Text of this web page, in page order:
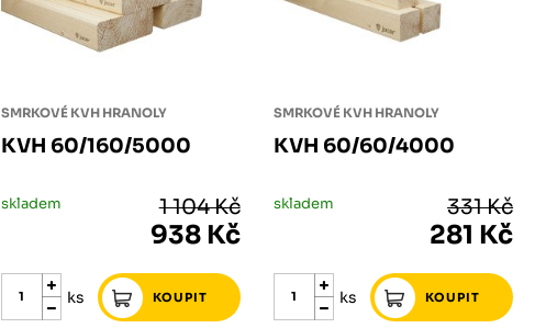
SMRKOVÉ KVH HRANOLY
KVH 60/160/5000
skladem 1 104 Kč
938 Kč
ks
SMRKOVÉ KVH HRANOLY
KVH 60/60/4000
skladem 331 Kč
281 Kč
ks